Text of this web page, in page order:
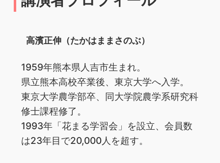
高濱正伸（たかはままさのぶ）
1959年熊本県人吉市生まれ。
県立熊本高校卒業後、東京大学へ入学。
東京大学農学部卒、同大学院農学系研究科
修士課程修了。
1993年「花まる学習会」を設立、会員数
は23年目で20,000人を超す。